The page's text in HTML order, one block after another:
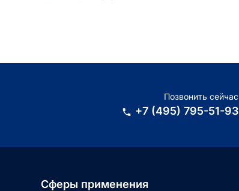
Позвонить сейчас
+7 (495) 795-51-93
Сферы применения